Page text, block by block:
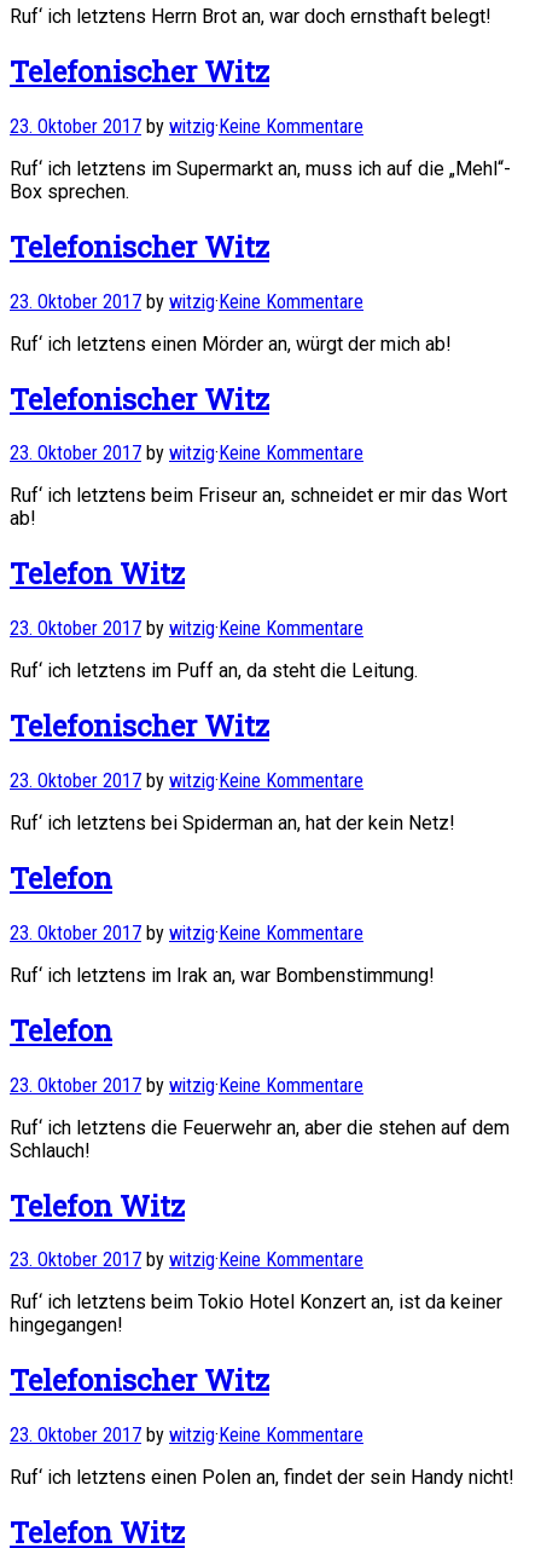
Ruf‘ ich letztens Herrn Brot an, war doch ernsthaft belegt!
Telefonischer Witz
23. Oktober 2017 by witzig·Keine Kommentare
Ruf‘ ich letztens im Supermarkt an, muss ich auf die „Mehl“-
Box sprechen.
Telefonischer Witz
23. Oktober 2017 by witzig·Keine Kommentare
Ruf‘ ich letztens einen Mörder an, würgt der mich ab!
Telefonischer Witz
23. Oktober 2017 by witzig· Keine Kommentare
Ruf‘ ich letztens beim Friseur an, schneidet er mir das Wort
ab!
Telefon Witz
23. Oktober 2017 by witzig· Keine Kommentare
Ruf‘ ich letztens im Puff an, da steht die Leitung.
Telefonischer Witz
23. Oktober 2017 by witzig·Keine Kommentare
Ruf‘ ich letztens bei Spiderman an, hat der kein Netz!
Telefon
23. Oktober 2017 by witzig·Keine Kommentare
Ruf‘ ich letztens im Irak an, war Bombenstimmung!
Telefon
23. Oktober 2017 by witzig·Keine Kommentare
Ruf‘ ich letztens die Feuerwehr an, aber die stehen auf dem
Schlauch!
Telefon Witz
23. Oktober 2017 by witzig· Keine Kommentare
Ruf‘ ich letztens beim Tokio Hotel Konzert an, ist da keiner
hingegangen!
Telefonischer Witz
23. Oktober 2017 by witzig· Keine Kommentare
Ruf‘ ich letztens einen Polen an, findet der sein Handy nicht!
Telefon Witz